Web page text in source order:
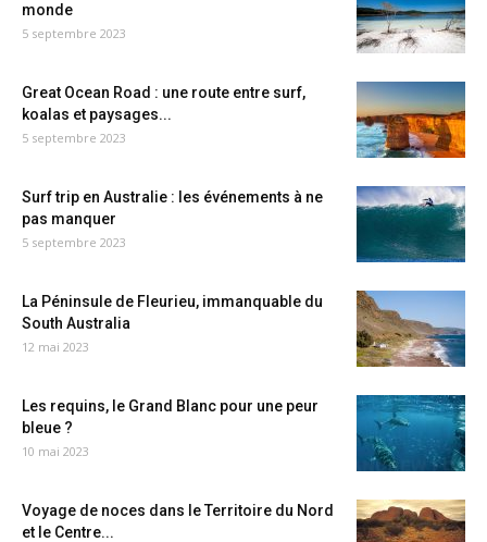
monde
5 septembre 2023
Great Ocean Road : une route entre surf,
koalas et paysages...
5 septembre 2023
Surf trip en Australie : les événements à ne
pas manquer
5 septembre 2023
La Péninsule de Fleurieu, immanquable du
South Australia
12 mai 2023
Les requins, le Grand Blanc pour une peur
bleue ?
10 mai 2023
Voyage de noces dans le Territoire du Nord
et le Centre...